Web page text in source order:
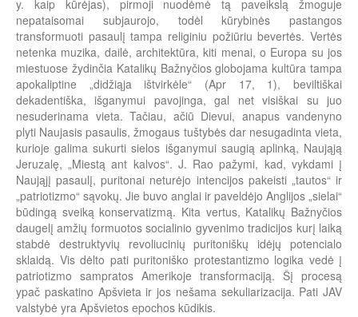
y. kaip kūrėjas), pirmoji nuodėmė tą paveikslą žmoguje
nepataisomai subjaurojo, todėl kūrybinės pastangos
transformuoti pasaulį tampa religiniu požiūriu bevertės. Vertės
netenka muzika, dailė, architektūra, kiti menai, o Europa su jos
miestuose žydinčia Katalikų Bažnyčios globojama kultūra tampa
apokaliptine „didžiąja ištvirkėle“ (Apr 17, 1), beviltiškai
dekadentiška, išganymui pavojinga, gal net visiškai su juo
nesuderinama vieta. Tačiau, ačiū Dievui, anapus vandenyno
plyti Naujasis pasaulis, žmogaus tuštybės dar nesugadinta vieta,
kurioje galima sukurti sielos išganymui saugią aplinką, Naująją
Jeruzalę, „Miestą ant kalvos“. J. Rao pažymi, kad, vykdami į
Naująjį pasaulį, puritonai neturėjo intencijos pakeisti „tautos“ ir
„patriotizmo“ sąvokų. Jie buvo anglai ir paveldėjo Anglijos „sielai“
būdingą sveiką konservatizmą. Kita vertus, Katalikų Bažnyčios
daugelį amžių formuotos socialinio gyvenimo tradicijos kurį laiką
stabdė destruktyvių revoliucinių puritoniškų idėjų potencialo
sklaidą. Vis dėlto pati puritoniško protestantizmo logika vedė į
patriotizmo sampratos Amerikoje transformaciją. Šį procesą
ypač paskatino Apšvieta ir jos nešama sekuliarizacija. Pati JAV
valstybė yra Apšvietos epochos kūdikis.